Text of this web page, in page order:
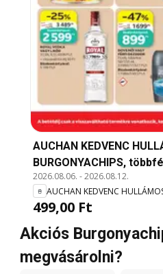
AUCHAN KEDVENC
BURGONYACHIPS,
2026.08.06. -2026.08.12.
499,00 Ft
Akciós
megvásárolni?